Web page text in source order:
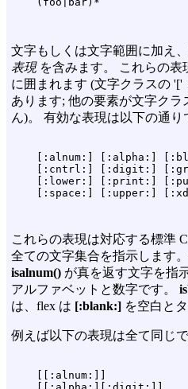
文字もしくは文字範囲に加え
表現を含みます。 これらの表
に囲まれます (文字クラスの
あります; 他の要素が文字ク
ん)。 有効な表現は以下の通り
[:alnum:] [:alpha:]
[:cntrl:] [:digit:]
[:lower:] [:print:]
これらの表現は対応する標準
全ての文字集合を指示します
isalnum() が真を返す文字を指
アルファベットと数字です。
は、flex は [:blank:] を空白と
例えば以下の表現は全て同じ
    [[:alnum:]]